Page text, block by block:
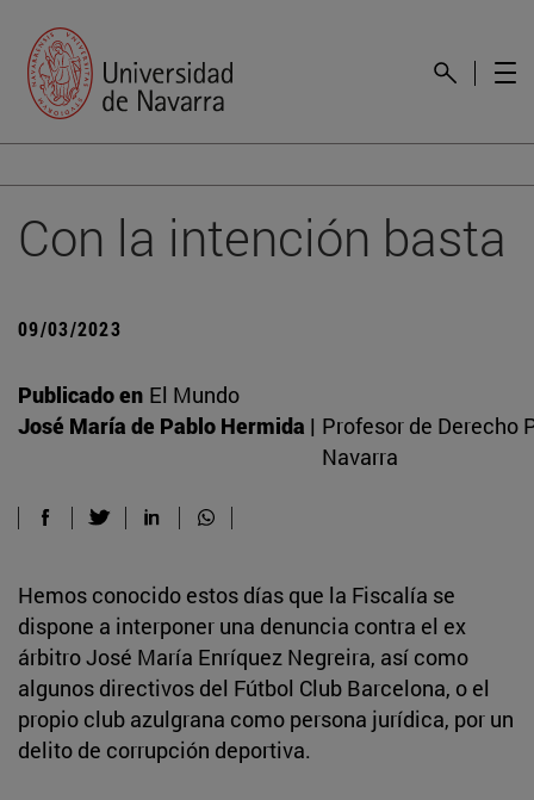
Con la intención basta
09/03/2023
Publicado en El Mundo
José María de Pablo Hermida | Profesor de Derecho
Navarra
Hemos conocido estos días que la Fiscalía se
dispone a interponer una denuncia contra el ex
árbitro José María Enríquez Negreira, así como
algunos directivos del Fútbol Club Barcelona, o el
propio club azulgrana como persona jurídica, por un
delito de corrupción deportiva.